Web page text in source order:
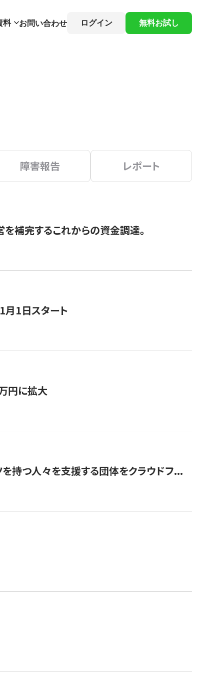
料 お問い合わせ ログイン 無料お試し
障害報告 レポート
補完するこれからの資金調達。
月1日スタート
円に拡大
持つ人々を支援する団体をクラウドフ...